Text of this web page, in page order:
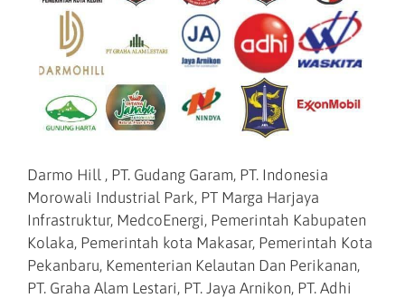
Darmo Hill , PT. Gudang Garam, PT. Indonesia
Morowali Industrial Park, PT Marga Harjaya
Infrastruktur, MedcoEnergi, Pemerintah Kabupaten
Kolaka, Pemerintah kota Makasar, Pemerintah Kota
Pekanbaru, Kementerian Kelautan Dan Perikanan,
PT. Graha Alam Lestari, PT. Jaya Arnikon, PT. Adhi